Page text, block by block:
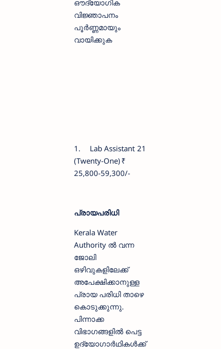
ഔദ്യോഗിക
വിജ്ഞാപനം
പൂര്‍ണ്ണമായും
വായിക്കുക
1. Lab Assistant 21
(Twenty-One) ₹
25,800-59,300/-
പ്രായപരിധി
Kerala Water
Authority ല്‍ വന്ന
ജോലി
ഒഴിവുകളിലേക്ക്
അപേക്ഷിക്കാനുള്ള
പ്രായ പരിധി താഴെ
കൊടുക്കുന്നു.
പിന്നാക്ക
വിഭാഗങ്ങളില്‍ പെട്ട
ഉദ്യോഗാര്‍ഥികള്‍ക്ക്